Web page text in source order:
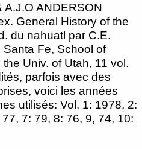
A.J.O ANDERSON
General History of the
du nahuatl par C.E.
Santa Fe, School of
Univ. of Utah, 11 vol.
parfois avec des
voici les années
utilisés: Vol. 1: 1978, 2:
7: 79, 8: 76, 9, 74, 10: